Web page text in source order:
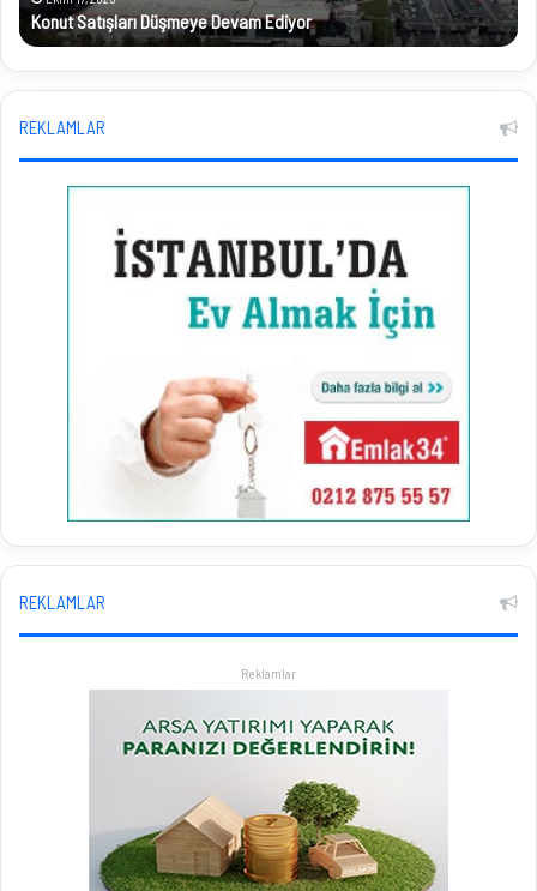
Konut Satışları Düşmeye Devam Ediyor
REKLAMLAR
REKLAMLAR
Reklamlar